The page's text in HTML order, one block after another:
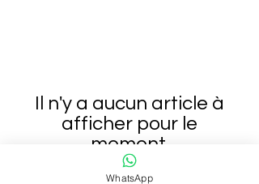
Il n'y a aucun article à
afficher pour le
moment.
WhatsApp